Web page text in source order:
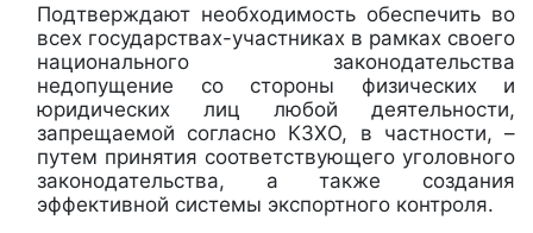
Подтверждают необходимость обеспечить во
всех государствах-участниках в рамках своего
национального законодательства
недопущение со стороны физических и
юридических лиц любой деятельности,
запрещаемой согласно КЗХО, в частности, –
путем принятия соответствующего уголовного
законодательства, а также создания
эффективной системы экспортного контроля.